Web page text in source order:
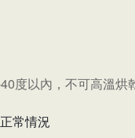
度以內，不可高溫烘
常情況